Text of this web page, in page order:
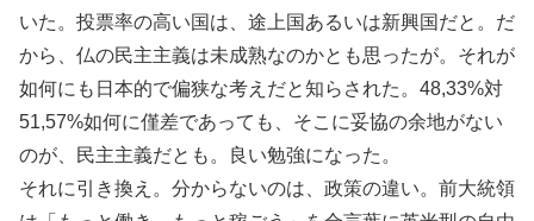
いた。投票率の高い国は、途上国あるいは新興国だと。だ
から、仏の民主主義は未成熟なのかとも思ったが。それが
如何にも日本的で偏狭な考えだと知らされた。48,33%対
51,57%如何に僅差であっても、そこに妥協の余地がない
のが、民主主義だとも。良い勉強になった。
それに引き換え。分からないのは、政策の違い。前大統領